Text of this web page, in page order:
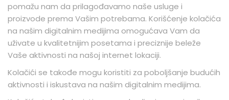
pomažu nam da prilagođavamo naše usluge i
proizvode prema Vašim potrebama. Korišćenje kolačića
na našim digitalnim medijima omogućava Vam da
uživate u kvalitetnijim posetama i preciznije beleže
Vaše aktivnosti na našoj internet lokaciji.
Kolačići se takođe mogu koristiti za poboljšanje budućih
aktivnosti i iskustava na našim digitalnim medijima.